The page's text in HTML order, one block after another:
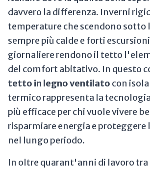
davvero la differenza. Inverni
temperature che scendono sotto
sempre più calde e forti
giornaliere rendono il tetto
del comfort abitativo. In questo
tetto in legno ventilato con
termico rappresenta la
più efficace per chi vuole vivere
risparmiare energia e proteggere
nel lungo periodo.
In oltre quarant'anni di lavoro tra